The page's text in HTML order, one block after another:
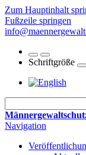
Zum Hauptinhalt
Fußzeile springen
Schriftgröße
Navigation